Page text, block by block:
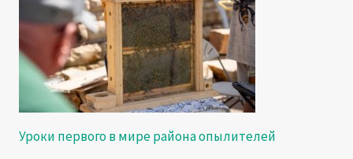
Уроки первого в мире района опылителей